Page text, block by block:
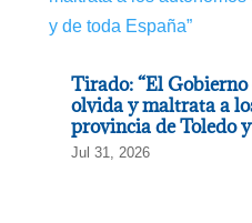
Tirado: “El Gobierno
olvida y maltrata a
provincia de Toledo
Jul 31, 2026